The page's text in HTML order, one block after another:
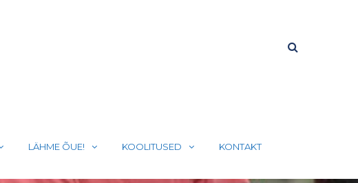
LÄHME ÕUE! KOOLITUSED KONTAKT